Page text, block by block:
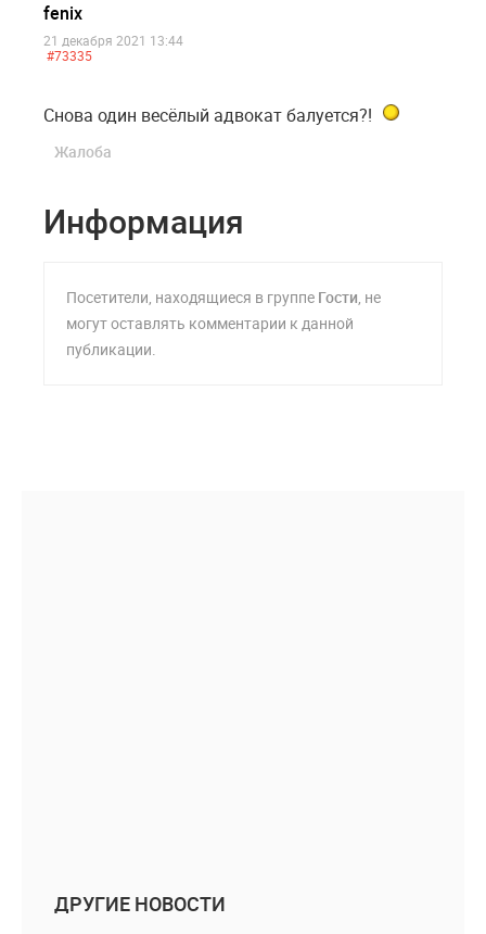
fenix
21 декабря 2021 13:44
#73335
Снова один весёлый адвокат балуется?!
Жалоба
Информация
Посетители, находящиеся в группе Гости, не
могут оставлять комментарии к данной
публикации.
ДРУГИЕ НОВОСТИ